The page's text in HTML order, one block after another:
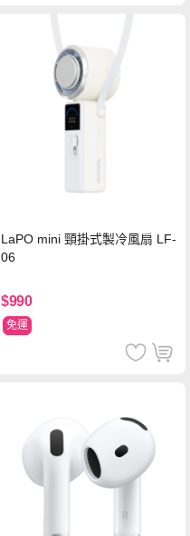
LaPO mini 頸掛式製冷風扇 LF-
06
$990
免運